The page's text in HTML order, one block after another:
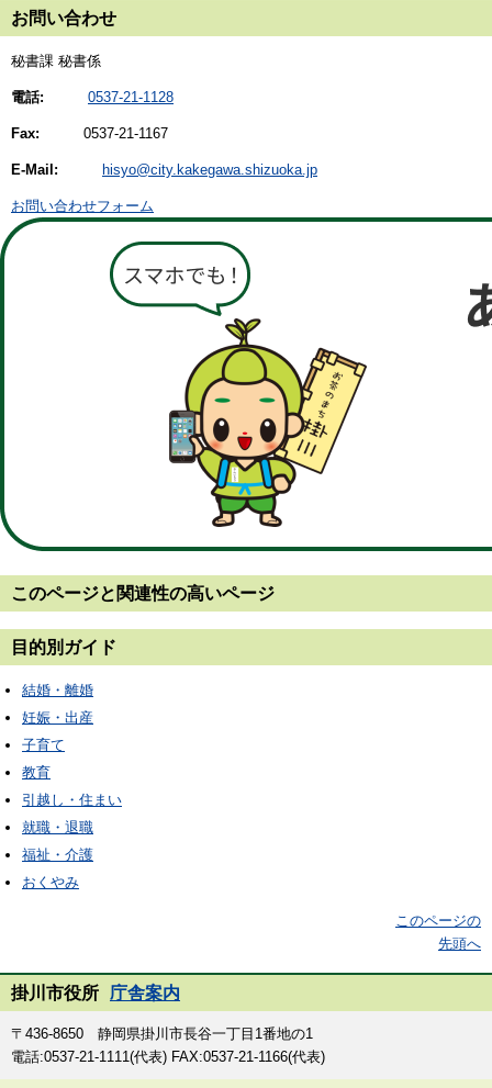
お問い合わせ
秘書課 秘書係
電話: 0537-21-1128
Fax: 0537-21-1167
E-Mail: hisyo@city.kakegawa.shizuoka.jp
お問い合わせフォーム
このページと 関連性の高いページ
目的別ガイド
結婚・離婚
妊娠・出産
子育て
教育
引越し・住まい
就職・退職
福祉・介護
おくやみ
このページの
先頭へ
掛川市役所 庁舎案内
〒436-8650 静岡県掛川市長谷一丁目1番地の1
電話:0537-21-1111(代表) FAX:0537-21-1166(代表)